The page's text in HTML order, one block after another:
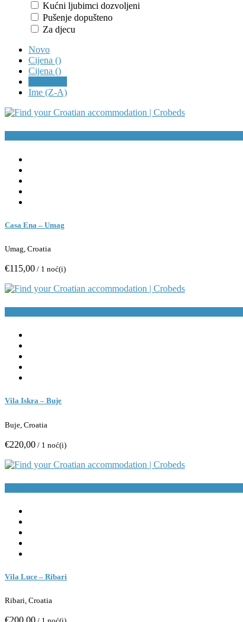
Kućni ljubimci dozvoljeni
Pušenje dopušteno
Za djecu
Novo
Cijena ()
Cijena ()
Ime (Z-A)
Casa Ena – Umag
Umag, Croatia
€115,00 / 1 noć(i)
Vila Iskra – Buje
Buje, Croatia
€220,00 / 1 noć(i)
Vila Luce – Ribari
Ribari, Croatia